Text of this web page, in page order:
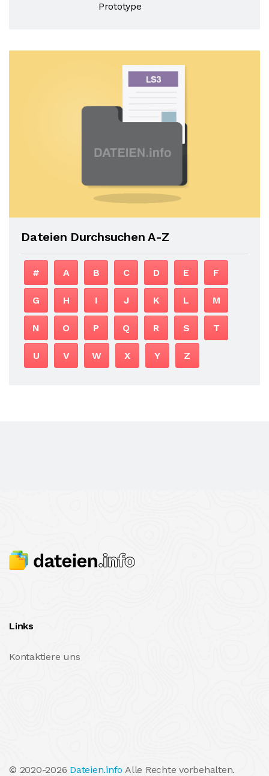
Prototype
Dateien Durchsuchen A-Z
# A B C D E F
G H I J K L M
N O P Q R S T
U V W X Y Z
Links
Kontaktiere uns
© 2020-2026 Dateien.info Alle Rechte vorbehalten.